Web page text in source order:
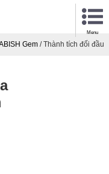
Menu
Gem /Thành tích đối đầu